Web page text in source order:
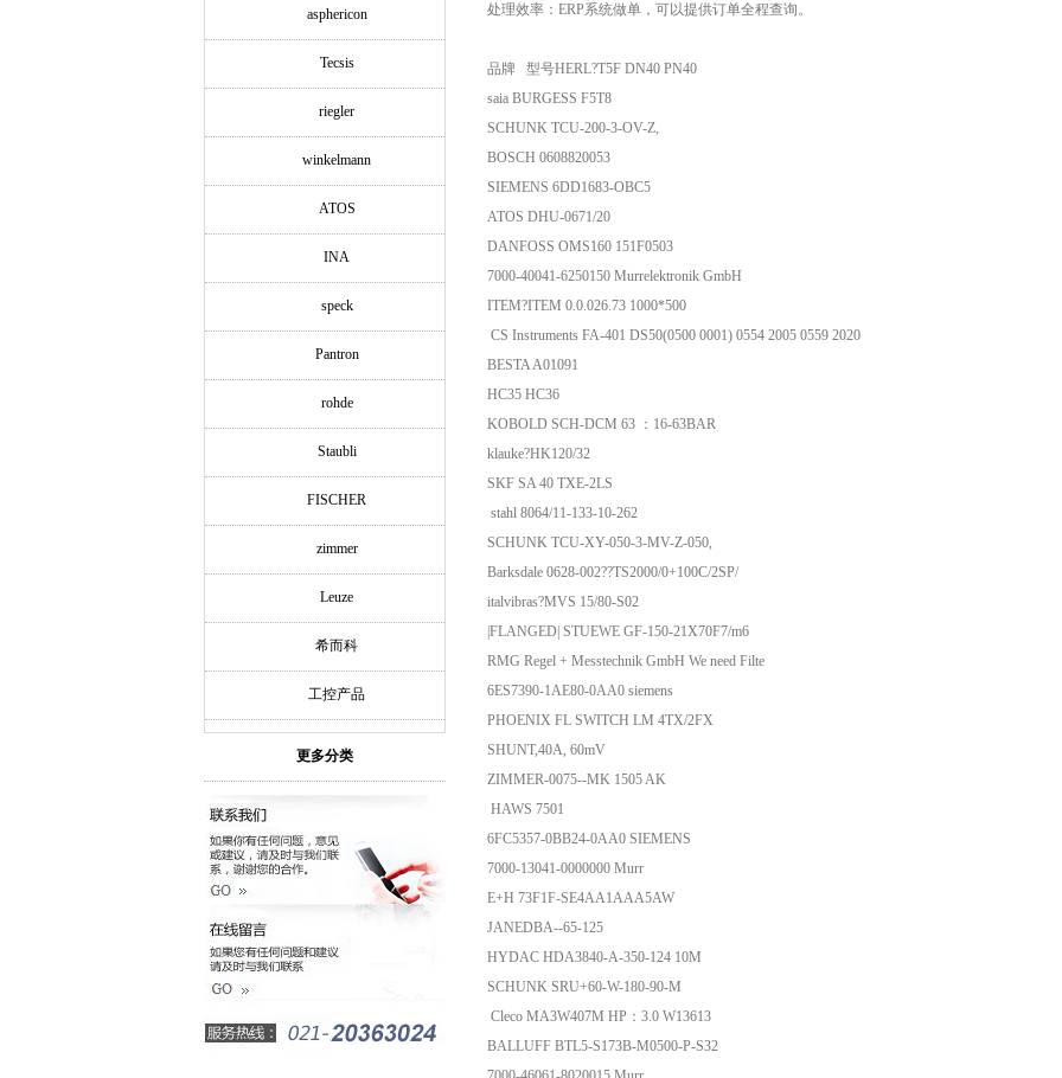
asphericon
Tecsis
riegler
winkelmann
ATOS
INA
speck
Pantron
rohde
Staubli
FISCHER
zimmer
Leuze
希而科
工控产品
更多分类
处理效率：ERP系统做单，可以提供订单全程查询。
品牌 型号HERL?T5F DN40 PN40
saia BURGESS F5T8
SCHUNK TCU-200-3-OV-Z,
BOSCH 0608820053
SIEMENS 6DD1683-OBC5
ATOS DHU-0671/20
DANFOSS OMS160 151F0503
7000-40041-6250150 Murrelektronik GmbH
ITEM?ITEM 0.0.026.73 1000*500
CS Instruments FA-401 DS50(0500 0001) 0554 2005 0559 2020
BESTA A01091
HC35 HC36
KOBOLD SCH-DCM 63 ：16-63BAR
klauke?HK120/32
SKF SA 40 TXE-2LS
stahl 8064/11-133-10-262
SCHUNK TCU-XY-050-3-MV-Z-050,
Barksdale 0628-002??TS2000/0+100C/2SP/
italvibras?MVS 15/80-S02
|FLANGED| STUEWE GF-150-21X70F7/m6
RMG Regel + Messtechnik GmbH We need Filte
6ES7390-1AE80-0AA0 siemens
PHOENIX FL SWITCH LM 4TX/2FX
SHUNT,40A, 60mV
ZIMMER-0075--MK 1505 AK
HAWS 7501
6FC5357-0BB24-0AA0 SIEMENS
7000-13041-0000000 Murr
E+H 73F1F-SE4AA1AAA5AW
JANEDBA--65-125
HYDAC HDA3840-A-350-124 10M
SCHUNK SRU+60-W-180-90-M
Cleco MA3W407M HP：3.0 W13613
BALLUFF BTL5-S173B-M0500-P-S32